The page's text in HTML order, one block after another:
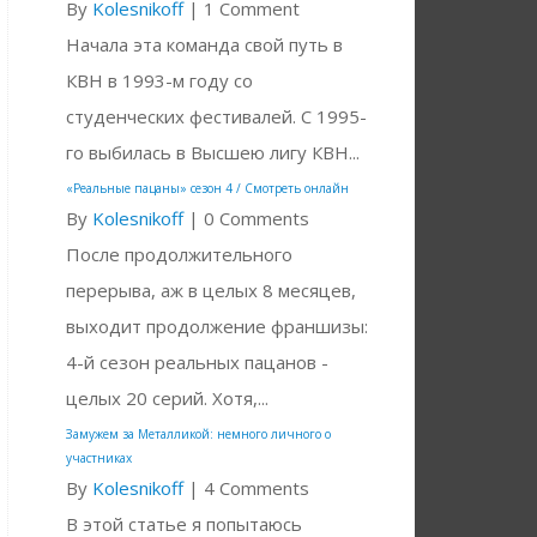
By Kolesnikoff| 1 Comment
Начала эта команда свой путь в
КВН в 1993-м году со
студенческих фестивалей. С 1995-
го выбилась в Высшею лигу КВН...
«Реальные пацаны» сезон 4 / Смотреть онлайн
By Kolesnikoff| 0 Comments
После продолжительного
перерыва, аж в целых 8 месяцев,
выходит продолжение франшизы:
4-й сезон реальных пацанов -
целых 20 серий. Хотя,...
Замужем за Металликой: немного личного о
участниках
By Kolesnikoff| 4 Comments
В этой статье я попытаюсь